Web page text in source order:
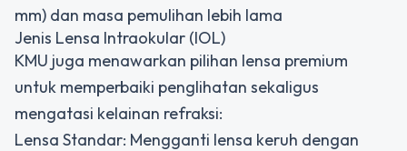
mm) dan masa pemulihan lebih lama
Jenis Lensa Intraokular (IOL)
KMU juga menawarkan pilihan lensa premium
untuk memperbaiki penglihatan sekaligus
mengatasi kelainan refraksi:
Lensa Standar: Mengganti lensa keruh dengan